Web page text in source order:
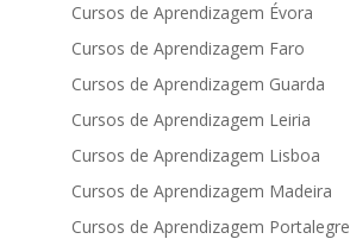
Cursos de Aprendizagem Évora
Cursos de Aprendizagem Faro
Cursos de Aprendizagem Guarda
Cursos de Aprendizagem Leiria
Cursos de Aprendizagem Lisboa
Cursos de Aprendizagem Madeira
Cursos de Aprendizagem Portalegre